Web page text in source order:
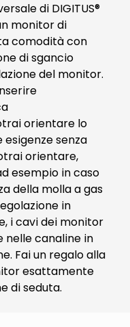
di DIGITUS®
monitor di
comodità con
di sgancio
del monitor.
orientare lo
senza
orientare,
esempio in caso
della molla a gas
in
i cavi dei monitor
nelle canaline in
Fai un regalo alla
esattamente
di seduta.